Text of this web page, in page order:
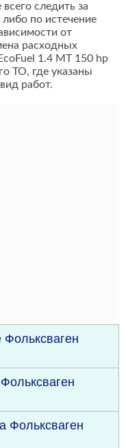
следить за
по истечение
от
расходных
1.4 MT 150 hp
ТО, где указаны
работ.
Фольксваген